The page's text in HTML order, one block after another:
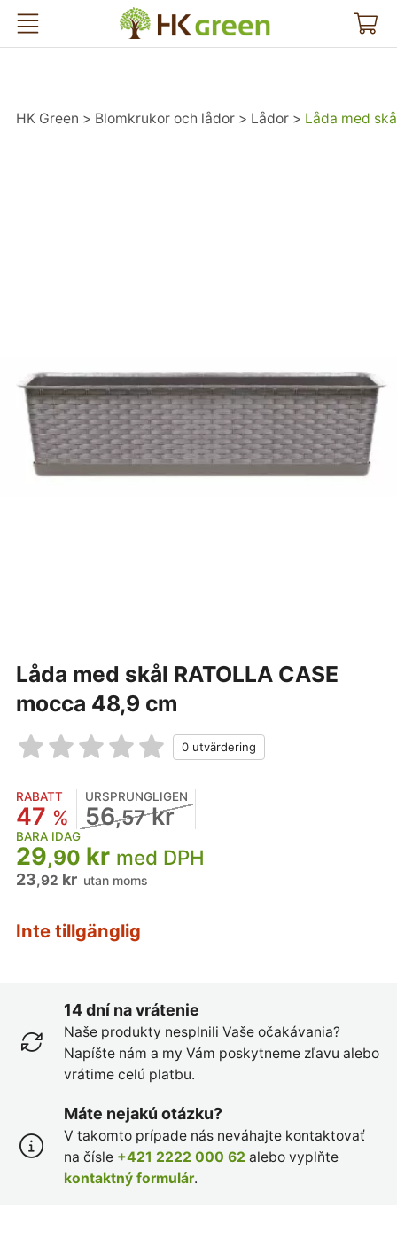
HK Green
HK Green Blomkrukor och lådor Lådor Låda med
Låda med skål RATOLLA CASE
mocca 48,9 cm
RABATT
47 %
URSPRUNGLIGEN
56,57kr
BARA IDAG
29,90 kr med DPH
23,92 kr utan moms
Inte tillgänglig
14 dní na vrátenie
Naše produkty nesplnili Vaše očakávania?
Napíšte nám a my Vám poskytneme zľavu alebo
vrátime celú platbu.
Máte nejakú otázku?
V takomto prípade nás neváhajte kontaktovať
na čísle +421 2222 000 62 alebo vyplňte
kontaktný formulár.